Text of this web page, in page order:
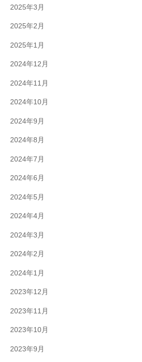
2025年3月
2025年2月
2025年1月
2024年12月
2024年11月
2024年10月
2024年9月
2024年8月
2024年7月
2024年6月
2024年5月
2024年4月
2024年3月
2024年2月
2024年1月
2023年12月
2023年11月
2023年10月
2023年9月